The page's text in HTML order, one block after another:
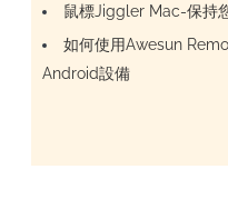
鼠標Jiggler Mac-保持
如何使用Awesun
Android設備